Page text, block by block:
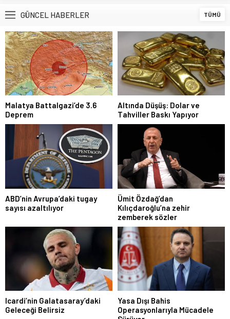
GÜNCEL HABERLER TÜMÜ
Malatya Battalgazi’de 3.6
Deprem
Altında Düşüş: Dolar ve
Tahviller Baskı Yapıyor
ABD’nin Avrupa’daki tugay
sayısı azaltılıyor
Ümit Özdağ’dan
Kılıçdaroğlu’na zehir
zemberek sözler
Icardi’nin Galatasaray’daki
Geleceği Belirsiz
Yasa Dışı Bahis
Operasyonlarıyla Mücadele